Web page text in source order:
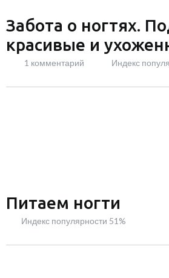
Забота о ногтях.
красивые и
1 комментарий Индекс
Питаем ногти
Индекс популярности 51%